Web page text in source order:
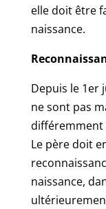
elle doit être
naissance.
Depuis le 1er
ne sont pas
différemment
Le père doit
naissance,